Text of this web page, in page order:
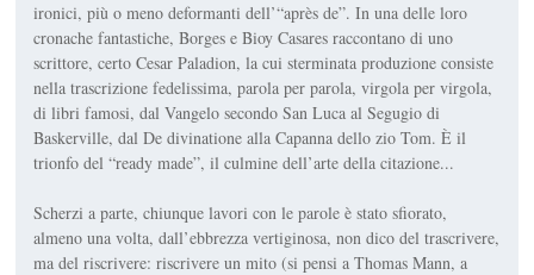
ironici, più o meno deformanti dell’“après de”. In una delle loro
cronache fantastiche, Borges e Bioy Casares raccontano di uno
scrittore, certo Cesar Paladion, la cui sterminata produzione consiste
nella trascrizione fede­lissima, parola per parola, vir­gola per virgola,
di libri famosi, dalVangelo secondo San LucaalSegugio di
Baskerville,dalDe divinationeallaCapanna dello zio Tom.È il
trionfo del “ready made”, il culmine dell’arte della citazione...
Scherzi a parte, chiunque la­vori con le parole è stato sfio­rato,
almeno una volta, dall’ebbrezza vertiginosa, non dico del trascrivere,
ma del riscrivere: riscrivere un mito (si ­pensi a Thomas Mann, a